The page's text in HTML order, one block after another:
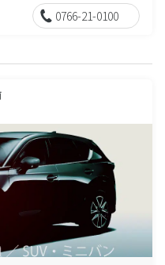
0766-21-0100